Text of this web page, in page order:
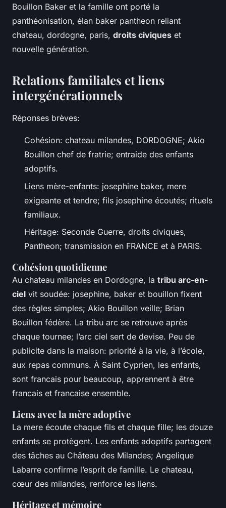
Bouillon Baker et la famille ont porté la
panthéonisation, élan baker pantheon reliant
chateau, dordogne, paris, droits civiques et
nouvelle génération.
Relations familiales et liens
intergénérationnels
Réponses brèves:
Cohésion: chateau milandes, DORDOGNE; Akio
Bouillon chef de fratrie; entraide des enfants
adoptifs.
Liens mère-enfants: josephine baker, mere
exigeante et tendre; fils josephine écoutés; rituels
familiaux.
Héritage: Seconde Guerre, droits civiques,
Pantheon; transmission en FRANCE et à PARIS.
Cohésion quotidienne
Au chateau milandes en Dordogne, la tribu arc-en-
ciel vit soudée: josephine, baker et bouillon fixent
des règles simples; Akio Bouillon veille; Brian
Bouillon fédère. La tribu arc se retrouve après
chaque tournee; l’arc ciel sert de devise. Peu de
publicite dans la maison: priorité à la vie, à l’école,
aux repas communs. À Saint Cyprien, les enfants,
sont francais pour beaucoup, apprennent à être
francais et francaise ensemble.
Liens avec la mère adoptive
La mere écoute chaque fils et chaque fille; les douze
enfants se protègent. Les enfants adoptifs partagent
des tâches au Château des Milandes; Angelique
Labarre confirme l’esprit de famille. Le chateau,
cœur des milandes, renforce les liens.
Héritage et mémoire